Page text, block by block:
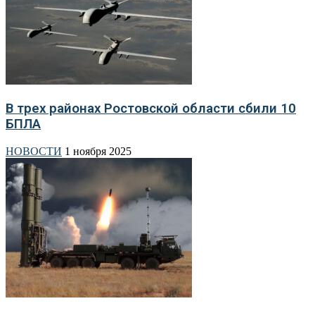
В трех районах Ростовской области сбили 10
БПЛА
НОВОСТИ 1 ноября 2025